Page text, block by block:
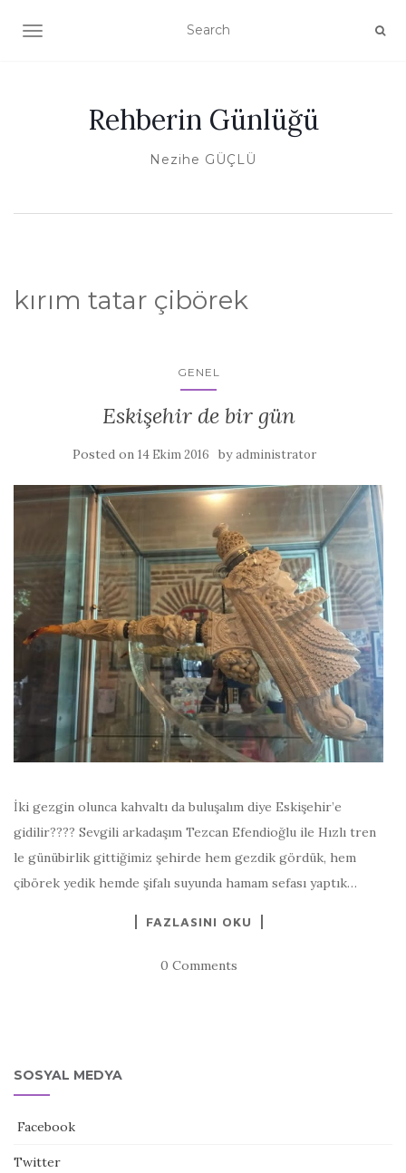
TOGGLE NAVIGATION
Rehberin Günlüğü
Nezihe GÜÇLÜ
kırım tatar çibörek
GENEL
Eskişehir de bir gün
Posted on 14 Ekim 2016 byadministrator
İki gezgin olunca kahvaltı da buluşalım diye Eskişehir’e
gidilir???? Sevgili arkadaşım Tezcan Efendioğlu ile Hızlı tren
le günübirlik gittiğimiz şehirde hem gezdik gördük, hem
çibörek yedik hemde şifalı suyunda hamam sefası yaptık…
FAZLASINI OKU
0 Comments
SOSYAL MEDYA
Facebook
Twitter